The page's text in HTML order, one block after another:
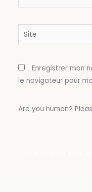
Site
Enregistrer mon
le navigateur pour
Are you human?